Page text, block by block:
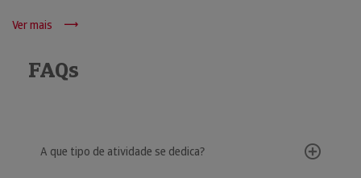
Ver mais
FAQs
A que tipo de atividade se dedica?